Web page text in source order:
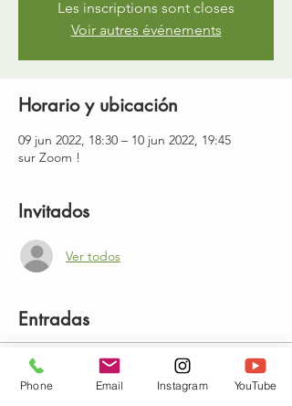
Les inscriptions sont closes
Voir autres événements
Horario y ubicación
09 jun 2022, 18:30 – 10 jun 2022, 19:45
sur Zoom !
Invitados
Ver todos
Entradas
Venta finalizada
Phone Email Instagram YouTube